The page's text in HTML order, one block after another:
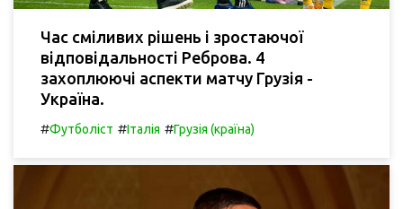
Час сміливих рішень і зростаючої
відповідальності Реброва. 4
захоплюючі аспекти матчу Грузія -
Україна.
#Футболіст #Італія #Грузія (країна)